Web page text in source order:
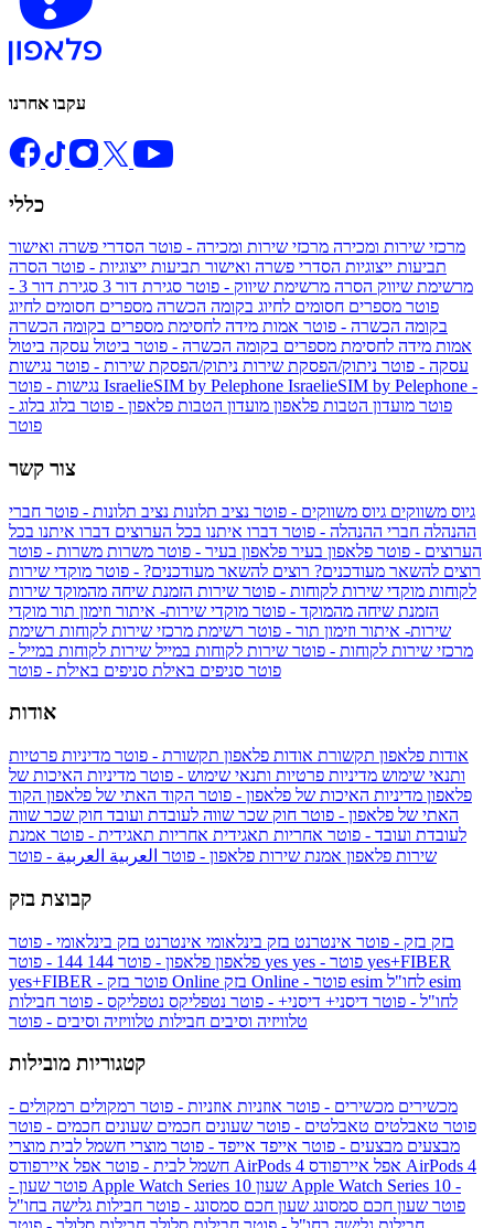
עקבו אחרנו
כללי
מרכזי שירות ומכירה מרכזי שירות ומכירה - פוטר הסדרי פשרה ואישור
תביעות ייצוגיות הסדרי פשרה ואישור תביעות ייצוגיות - פוטר הסרה
מרשימת שיווק הסרה מרשימת שיווק - פוטר סגירת דור 3
סגירת דור 3 -
פוטר מספרים חסומים לחיוג בקומה הכשרה מספרים חסומים לחיוג
בקומה הכשרה - פוטר אמות מידה לחסימת מספרים בקומה הכשרה
אמות מידה לחסימת מספרים בקומה הכשרה - פוטר ביטול עסקה ביטול
עסקה - פוטר ניתוק/הפסקת שירות ניתוק/הפסקת שירות - פוטר נגישות
IsraelieSIM by Pelephone IsraelieSIM by Pelephone -
פוטר מועדון הטבות פלאפון מועדון הטבות פלאפון - פוטר בלוג בלוג -
פוטר
צור קשר
גיוס משווקים גיוס משווקים - פוטר נציב תלונות נציב תלונות - פוטר חברי
ההנהלה חברי ההנהלה - פוטר דברו איתנו בכל הערוצים דברו איתנו בכל
הערוצים - פוטר פלאפון בעיר פלאפון בעיר - פוטר משרות משרות - פוטר
רוצים להשאר מעודכנים? רוצים להשאר מעודכנים? - פוטר מוקדי שירות
לקוחות מוקדי שירות לקוחות - פוטר שירות הזמנת שיחה מהמוקד שירות
הזמנת שיחה מהמוקד - פוטר מוקדי שירות- איתור וזימון תור מוקדי
שירות- איתור וזימון תור - פוטר רשימת מרכזי שירות לקוחות רשימת
מרכזי שירות לקוחות - פוטר שירות לקוחות במייל שירות לקוחות במייל -
פוטר סניפים באילת סניפים באילת - פוטר
אודות
אודות פלאפון תקשורת אודות פלאפון תקשורת - פוטר מדיניות פרטיות
ותנאי שימוש מדיניות פרטיות ותנאי שימוש - פוטר מדיניות האיכות של
פלאפון מדיניות האיכות של פלאפון - פוטר הקוד האתי של פלאפון הקוד
האתי של פלאפון - פוטר חוק שכר שווה לעובדת ועובד חוק שכר שווה
לעובדת ועובד - פוטר אחריות תאגידית אחריות תאגידית - פוטר אמנת
שירות פלאפון אמנת שירות פלאפון - פוטר العربية العربية - פוטר
קבוצת בזק
בזק בזק - פוטר אינטרנט בזק בינלאומי אינטרנט בזק בינלאומי - פוטר
פלאפון פלאפון - פוטר 144 yes
yes+FIBER
yes+FIBER - פוטר בזק Online
esim
לחו"ל - פוטר דיסני+ דיסני+ - פוטר נטפליקס נטפליקס - פוטר חבילות
טלוויזיה וסיבים חבילות טלוויזיה וסיבים - פוטר
קטגוריות מובילות
מכשירים מכשירים - פוטר אוזניות אוזניות - פוטר רמקולים רמקולים -
פוטר טאבלטים טאבלטים - פוטר שעונים חכמים שעונים חכמים - פוטר
מבצעים מבצעים - פוטר אייפד אייפד - פוטר מוצרי חשמל לבית מוצרי
חשמל לבית - פוטר אפל איירפודס AirPods 4 אפל איירפודס AirPods 4
- פוטר שעון Apple Watch Series 10 שעון Apple Watch Series 10 -
פוטר שעון חכם סמסונג שעון חכם סמסונג - פוטר חבילות גלישה בחו"ל